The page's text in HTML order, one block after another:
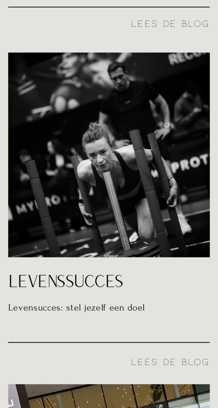
LEES DE BLOG
LEES DE BLOG
Levensucces: stel jezelf een doel
LEVENSSUCCES